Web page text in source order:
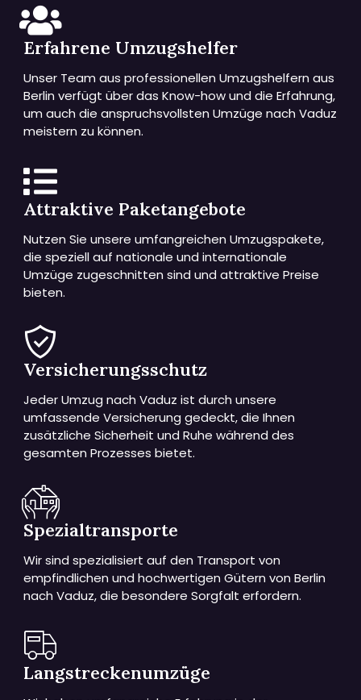
Erfahrene Umzugshelfer
Unser Team aus professionellen Umzugshelfern aus
Berlin verfügt über das Know-how und die Erfahrung,
um auch die anspruchsvollsten Umzüge nach Vaduz
meistern zu können.
Attraktive Paketangebote
Nutzen Sie unsere umfangreichen Umzugspakete,
die speziell auf nationale und internationale
Umzüge zugeschnitten sind und attraktive Preise
bieten.
Versicherungsschutz
Jeder Umzug nach Vaduz ist durch unsere
umfassende Versicherung gedeckt, die Ihnen
zusätzliche Sicherheit und Ruhe während des
gesamten Prozesses bietet.
Spezialtransporte
Wir sind spezialisiert auf den Transport von
empfindlichen und hochwertigen Gütern von Berlin
nach Vaduz, die besondere Sorgfalt erfordern.
Langstreckenumzüge